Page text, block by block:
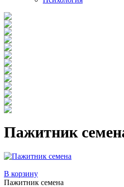
Пажитник
В корзину
Пажитник семена